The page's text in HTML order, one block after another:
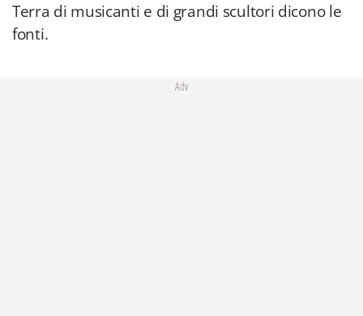
Terra di musicanti e di grandi scultori dicono le
fonti.
Adv